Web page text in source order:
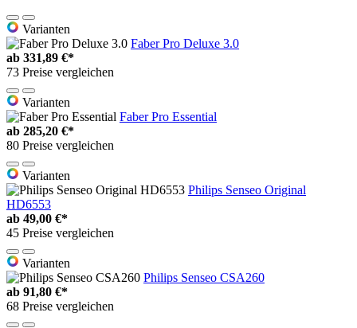
Varianten
Faber Pro Deluxe 3.0
ab 331,89 €*
73 Preise vergleichen
Varianten
Faber Pro Essential
ab 285,20 €*
80 Preise vergleichen
Varianten
Philips Senseo Original
HD6553
ab 49,00 €*
45 Preise vergleichen
Varianten
Philips Senseo CSA260
ab 91,80 €*
68 Preise vergleichen